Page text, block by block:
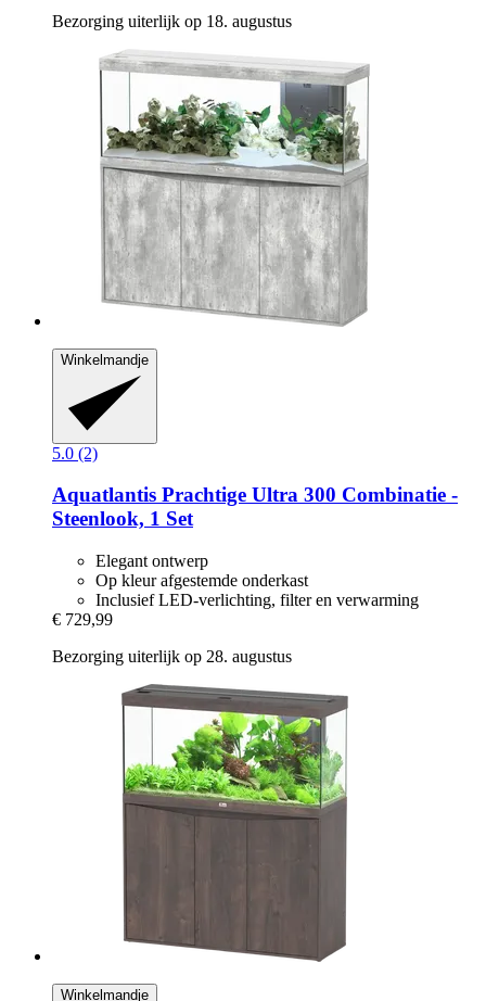
Bezorging uiterlijk op 18. augustus
Winkelmandje
5.0 (2)
Aquatlantis Prachtige Ultra 300 Combinatie -​
Steenlook, 1 Set
Elegant ontwerp
Op kleur afgestemde onderkast
Inclusief LED-verlichting, filter en verwarming
€ 729,99
Bezorging uiterlijk op 28. augustus
Winkelmandje